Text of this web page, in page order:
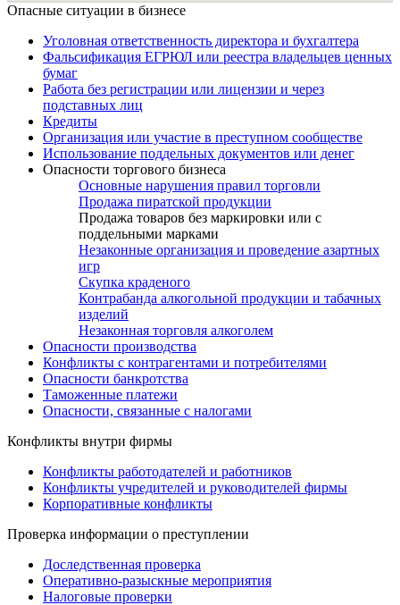
Опасные ситуации в бизнесе
Уголовная ответственность директора и бухгалтера
Фальсификация ЕГРЮЛ или реестра владельцев ценных
бумаг
Работа без регистрации или лицензии и через
подставных лиц
Кредиты
Организация или участие в преступном сообществе
Использование поддельных документов или денег
Опасности торгового бизнеса
Основные нарушения правил торговли
Продажа пиратской продукции
Продажа товаров без маркировки или с
поддельными марками
Незаконные организация и проведение азартных
игр
Скупка краденого
Контрабанда алкогольной продукции и табачных
изделий
Незаконная торговля алкоголем
Опасности производства
Конфликты с контрагентами и потребителями
Опасности банкротства
Таможенные платежи
Опасности, связанные с налогами
Конфликты внутри фирмы
Конфликты работодателей и работников
Конфликты учредителей и руководителей фирмы
Корпоративные конфликты
Проверка информации о преступлении
Доследственная проверка
Оперативно-разыскные мероприятия
Налоговые проверки